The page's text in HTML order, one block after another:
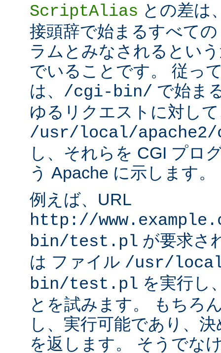
ScriptAlias との差は
接頭辞で始まるすべて
ラムとみなされるとい
でいることです。 従っ
は、 /cgi-bin/ で始ま
ゆるリクエストに対し
/usr/local/
し、それらを CGI プロ
う Apache に示します。
例えば、URL
http://
bin/test.pl が要求さ
は ファイル /usr/
bin/test.pl を実行し
とを試みます。 もちろ
し、実行可能であり、
を返します。 そうでな